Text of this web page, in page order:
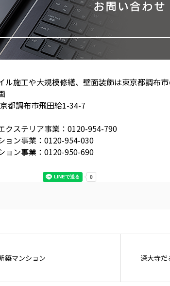
ル施工や大規模修繕、壁面装飾は東京都調布
都調布市飛田給1-34-7
クステリア事業：0120-954-790
ョン事業：0120-954-030
ョン事業：0120-950-690
築マンション 深大寺だ